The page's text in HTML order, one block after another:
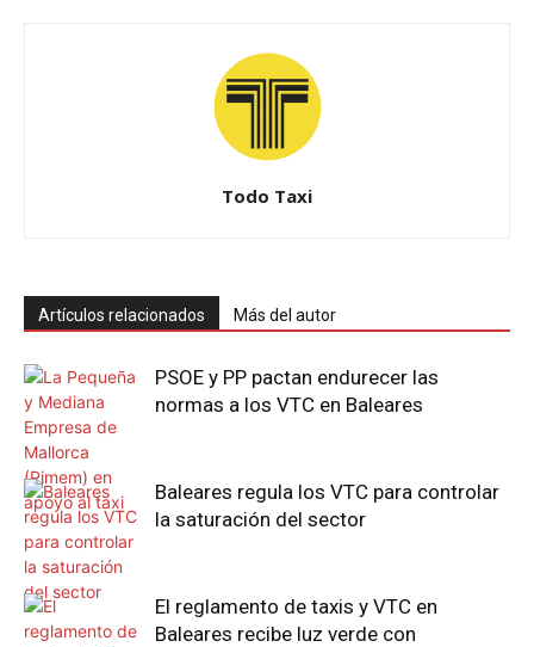
Todo Taxi
Artículos relacionados Más del autor
PSOE y PP pactan endurecer las
normas a los VTC en Baleares
Baleares regula los VTC para controlar
la saturación del sector
El reglamento de taxis y VTC en
Baleares recibe luz verde con